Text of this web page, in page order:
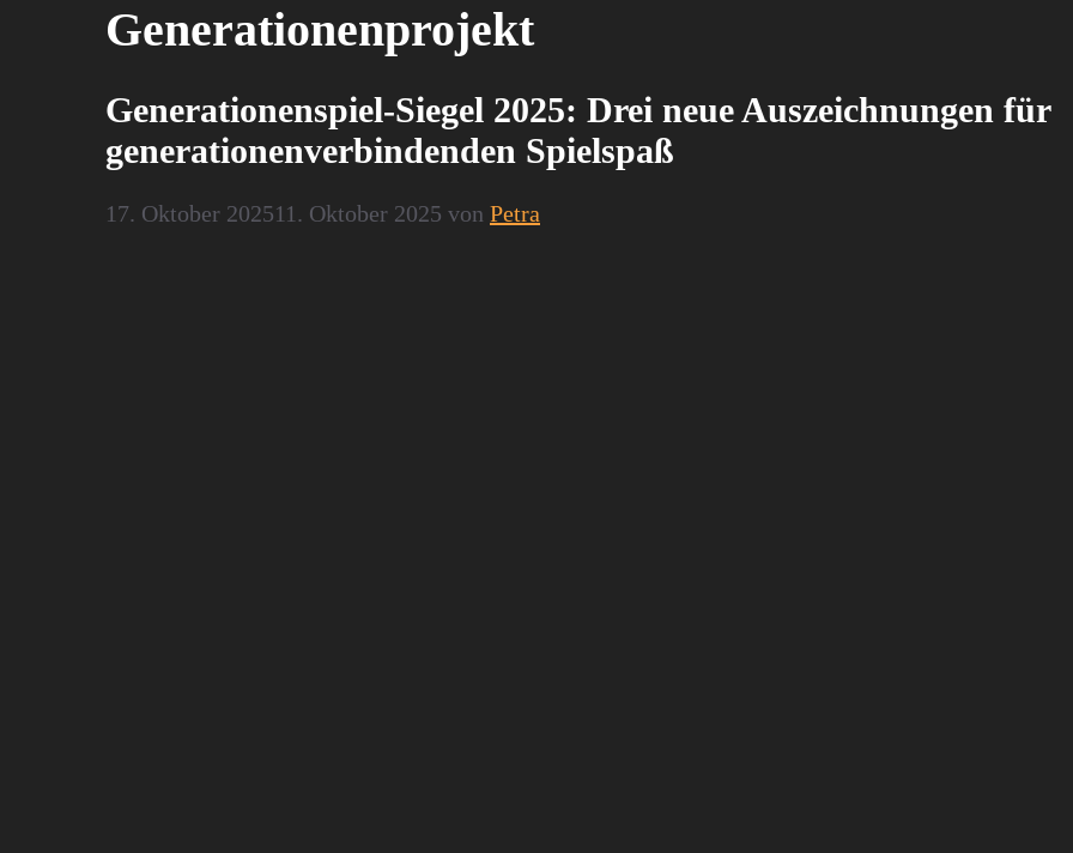
Generationenprojekt
Generationenspiel-Siegel 2025: Drei neue Auszeichnungen für
generationenverbindenden Spielspaß
17. Oktober 202511. Oktober 2025 von Petra